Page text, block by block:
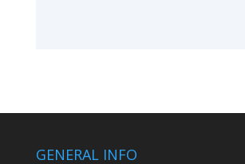
GENERAL INFO